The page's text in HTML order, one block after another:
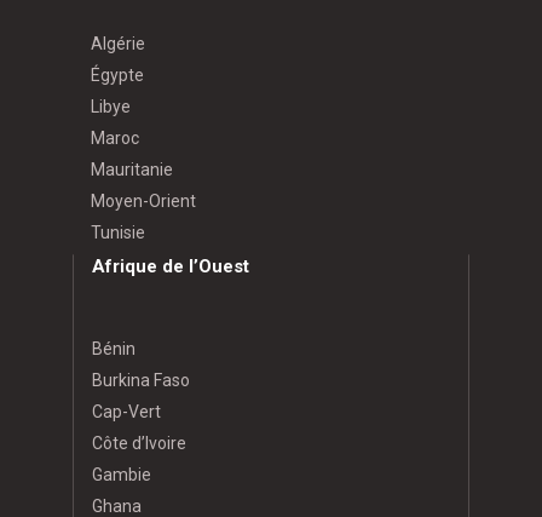
Algérie
Égypte
Libye
Maroc
Mauritanie
Moyen-Orient
Tunisie
Afrique de l’Ouest
Bénin
Burkina Faso
Cap-Vert
Côte d’Ivoire
Gambie
Ghana